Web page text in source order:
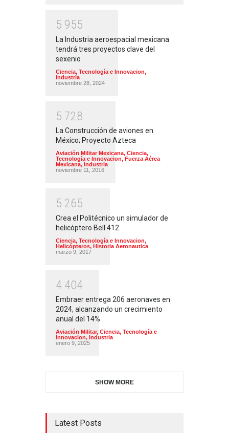
5 955
La Industria aeroespacial mexicana
tendrá tres proyectos clave del
sexenio
Ciencia, Tecnología e Innovacion,
Industria
noviembre 28, 2024
5 728
La Construcción de aviones en
México; Proyecto Azteca
Aviación Militar Mexicana, Ciencia,
Tecnología e Innovacion, Fuerza Aérea
Mexicana, Industria
noviembre 11, 2016
5 265
Crea el Politécnico un simulador de
helicóptero Bell 412.
Ciencia, Tecnología e Innovacion,
Helicópteros, Historia Aeronautica
marzo 9, 2017
4 404
Embraer entrega 206 aeronaves en
2024, alcanzando un crecimiento
anual del 14%
Aviación Militar, Ciencia, Tecnología e
Innovacion, Industria
enero 9, 2025
SHOW MORE
Latest Posts